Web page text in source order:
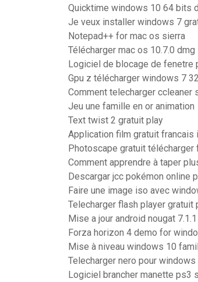
Quicktime windows 10 64 bits
Je veux installer windows 7
Notepad++ for mac os sierra
Télécharger mac os 10.7.0 dmg
Logiciel de blocage de fenetre
Gpu z télécharger windows 7
Comment telecharger ccleaner
Jeu une famille en or animation
Text twist 2 gratuit play
Application film gratuit francais
Photoscape gratuit
Comment apprendre à taper
Descargar jcc pokémon online
Faire une image iso avec
Telecharger flash player
Mise a jour android nougat 7.1.1
Forza horizon 4 demo for
Mise à niveau windows 10
Telecharger nero pour
Logiciel brancher manette ps3